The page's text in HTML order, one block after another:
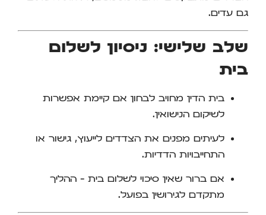
גם עדים.
שלב שלישי: ניסיון לשלום
בית
בית הדין מחויב לבחון אם קיימת אפשרות
לשיקום הנישואין.
לעיתים מפנים את הצדדים לייעוץ, גישור או
התחייבויות הדדיות.
אם ברור שאין סיכוי לשלום בית – ההליך
מתקדם לגירושין בפועל.